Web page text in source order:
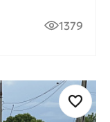
1379